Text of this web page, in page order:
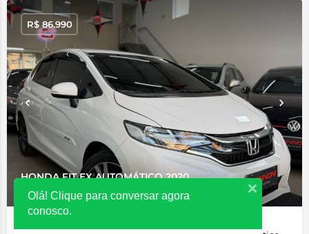
HONDA FIT EX AUTOMÁTICO 2020
R$86.990
Olá! Clique para conversar agora
conosco.